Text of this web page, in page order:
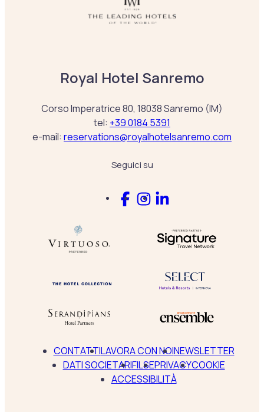
Royal Hotel Sanremo
Corso Imperatrice 80, 18038 Sanremo (IM)
tel: +39 0184 5391
e-mail: reservations@royalhotelsanremo.com
Seguici su
CONTATTILAVORA CON NOINEWSLETTER
DATI SOCIETARIFILSEPRIVACYCOOKIE
ACCESSIBILITÀ